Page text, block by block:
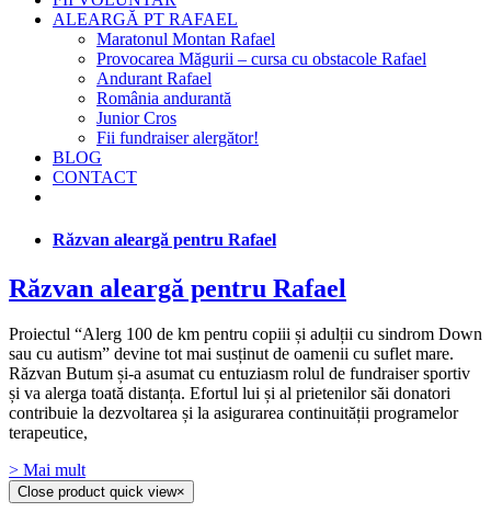
ALEARGĂ PT RAFAEL
Maratonul Montan Rafael
Provocarea Măgurii – cursa cu obstacole Rafael
Andurant Rafael
România andurantă
Junior Cros
Fii fundraiser alergător!
BLOG
CONTACT
Răzvan aleargă pentru Rafael
Răzvan aleargă pentru Rafael
Proiectul “Alerg 100 de km pentru copiii și adulții cu sindrom Down
sau cu autism” devine tot mai susținut de oamenii cu suflet mare.
Răzvan Butum și-a asumat cu entuziasm rolul de fundraiser sportiv
și va alerga toată distanța. Efortul lui și al prietenilor săi donatori
contribuie la dezvoltarea și la asigurarea continuității programelor
terapeutice,
> Mai mult
Close product quick view×